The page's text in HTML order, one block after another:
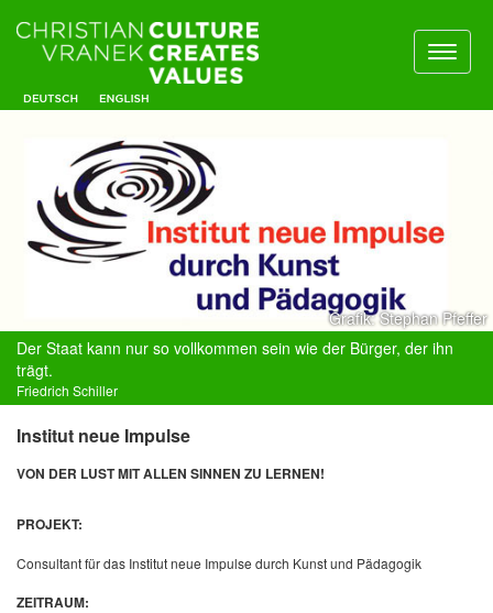
Grafik: Stephan Pfeffer
Der Staat kann nur so vollkommen sein wie der Bürger, der ihn
trägt.
Friedrich Schiller
Institut neue Impulse
VON DER LUST MIT ALLEN SINNEN ZU LERNEN!
PROJEKT:
Consultant für das Institut neue Impulse durch Kunst und Pädagogik
ZEITRAUM: